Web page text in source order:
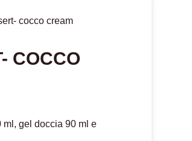
cocco cream
COCCO
ml, gel doccia 90 ml e